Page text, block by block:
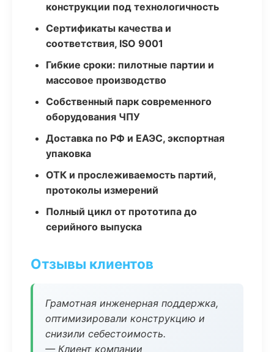
конструкции под технологичность
Сертификаты качества и
соответствия, ISO 9001
Гибкие сроки: пилотные партии и
массовое производство
Собственный парк современного
оборудования ЧПУ
Доставка по РФ и ЕАЭС, экспортная
упаковка
ОТК и прослеживаемость партий,
протоколы измерений
Полный цикл от прототипа до
серийного выпуска
Отзывы клиентов
Грамотная инженерная поддержка,
оптимизировали конструкцию и
снизили себестоимость.
— Клиент компании